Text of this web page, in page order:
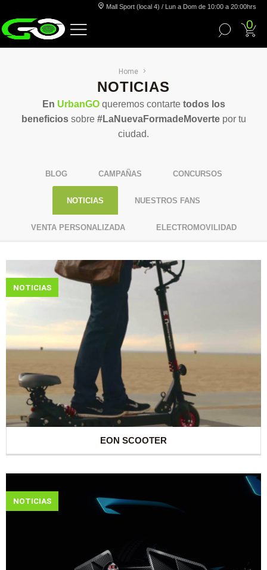
Mall Sport (local 4) / Lun a Dom de 10:00 a 20:00hrs
0
Home
NOTICIAS
En UrbanGOqueremos contarte todos los
beneficios sobre #LaNuevaFormadeMovertepor tu
ciudad.
BLOG CAMPAÑAS CONCURSOS
NOTICIAS NUESTROS FANS
VENTA PERSONALIZADA ELECTROMOVILIDAD
NOTICIAS
EON SCOOTER
NOTICIAS